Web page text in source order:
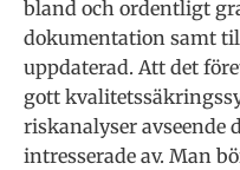
bland och ordentligt
dokumentation samt
uppdaterad. Att det
gott
riskanalyser avseende
intresserade av. Man